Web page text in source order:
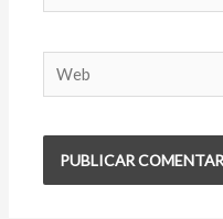
electrónico*
Web